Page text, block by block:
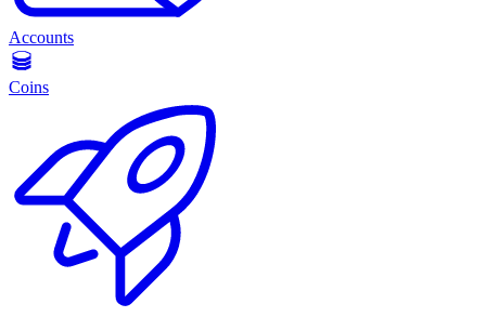
Accounts
Coins